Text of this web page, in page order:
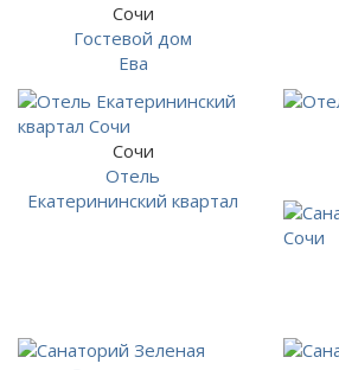
Сочи
Гостевой дом
Ева
Сочи
Отель
Екатерининский квартал